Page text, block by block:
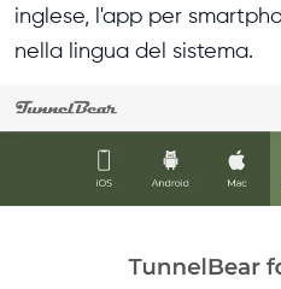
inglese, l'app per
nella lingua del sistema.